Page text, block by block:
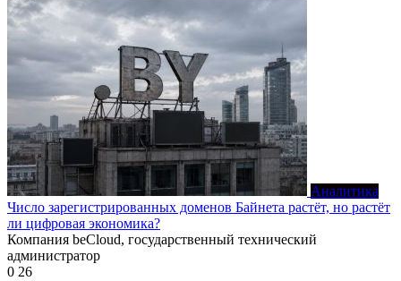
Аналитика
Число зарегистрированных доменов Байнета растёт, но растёт
ли цифровая экономика?
Компания beCloud, государственный технический
администратор
0 26